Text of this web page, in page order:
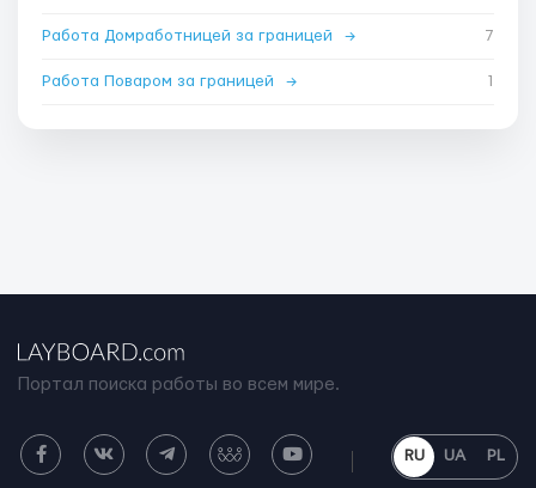
Работа Домработницей за границей → 7
Работа Поваром за границей → 1
Портал поиска работы во всем мире.
RU UA PL